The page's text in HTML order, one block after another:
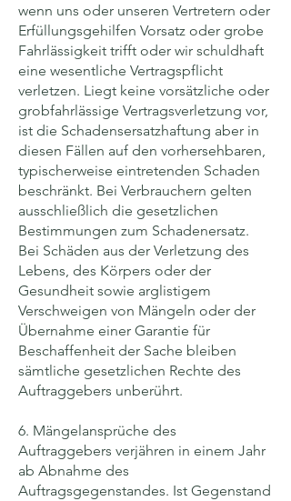
wenn uns oder unseren Vertretern oder
Erfüllungsgehilfen Vorsatz oder grobe
Fahrlässigkeit trifft oder wir schuldhaft
eine wesentliche Vertragspflicht
verletzen. Liegt keine vorsätzliche oder
grobfahrlässige Vertragsverletzung vor,
ist die Schadensersatzhaftung aber in
diesen Fällen auf den vorhersehbaren,
typischerweise eintretenden Schaden
beschränkt. Bei Verbrauchern gelten
ausschließlich die gesetzlichen
Bestimmungen zum Schadenersatz.
Bei Schäden aus der Verletzung des
Lebens, des Körpers oder der
Gesundheit sowie arglistigem
Verschweigen von Mängeln oder der
Übernahme einer Garantie für
Beschaffenheit der Sache bleiben
sämtliche gesetzlichen Rechte des
Auftraggebers unberührt.
6. Mängelansprüche des
Auftraggebers verjähren in einem Jahr
ab Abnahme des
Auftragsgegenstandes. Ist Gegenstand